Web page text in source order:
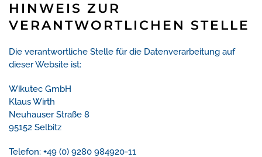
HINWEIS ZUR
VERANTWORTLICHEN STELLE
Die verantwortliche Stelle für die Datenverarbeitung auf
dieser Website ist:
Wikutec GmbH
Klaus Wirth
Neuhauser Straße 8
95152 Selbitz
Telefon: +49 (0) 9280 984920-11